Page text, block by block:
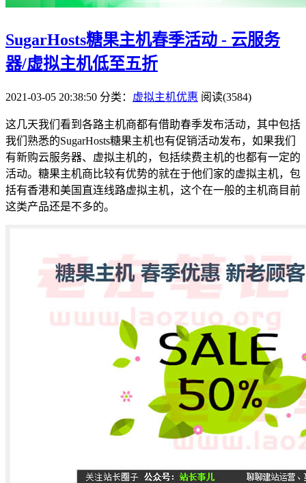
SugarHosts糖果主机春季活动 - 云服务
器/虚拟主机低至五折
2021-03-05 20:38:50 分类： 虚拟主机优惠 阅读(3584)
这几天我们看到各路主机商都有借助春季发布活动，其中包括
我们熟悉的SugarHosts糖果主机也有促销活动发布，如果我们
有新购云服务器、虚拟主机的，包括续费主机的也都有一定的
活动。糖果主机商比较有优势的就在于他们家的虚拟主机，包
括有香港和美国直连线路虚拟主机，这个在一般的主机商目前
这类产品还是不多的。